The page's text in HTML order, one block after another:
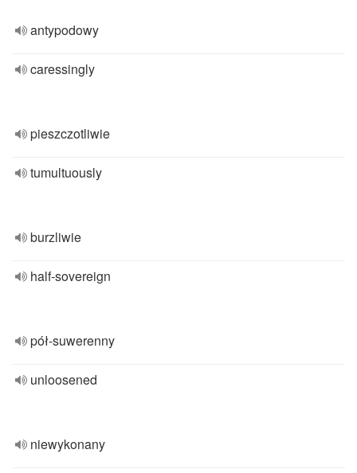
antypodowy
caressingly
pieszczotliwie
tumultuously
burzliwie
half-sovereign
pół-suwerenny
unloosened
niewykonany